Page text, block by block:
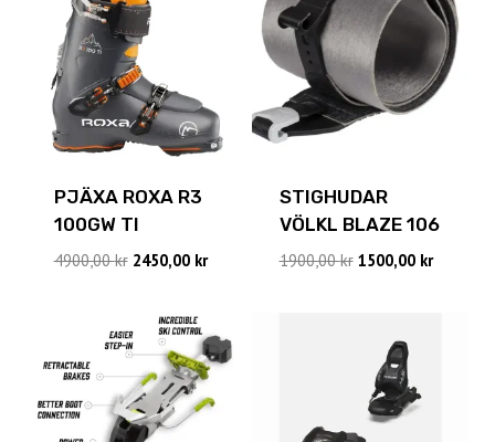
PJÄXA ROXA R3
100GW TI
4900,00kr Det
var:
4900,00 kr.
2450,00 krDet
är:
2450,00 kr.
STIGHUDAR
VÖLKL BLAZE 106
1900,00kr Det
1900,00 kr.
1500,00 krDet